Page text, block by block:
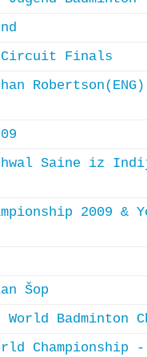
Circuit Finals
Saine iz
2009 &
Šop
World Badminton
Championship